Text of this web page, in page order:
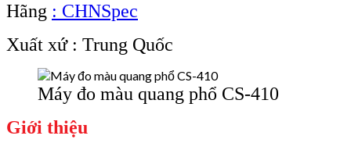
Hãng : CHNSpec
Xuất xứ : Trung Quốc
Máy đo màu quang phổ CS-410
Giới thiệu